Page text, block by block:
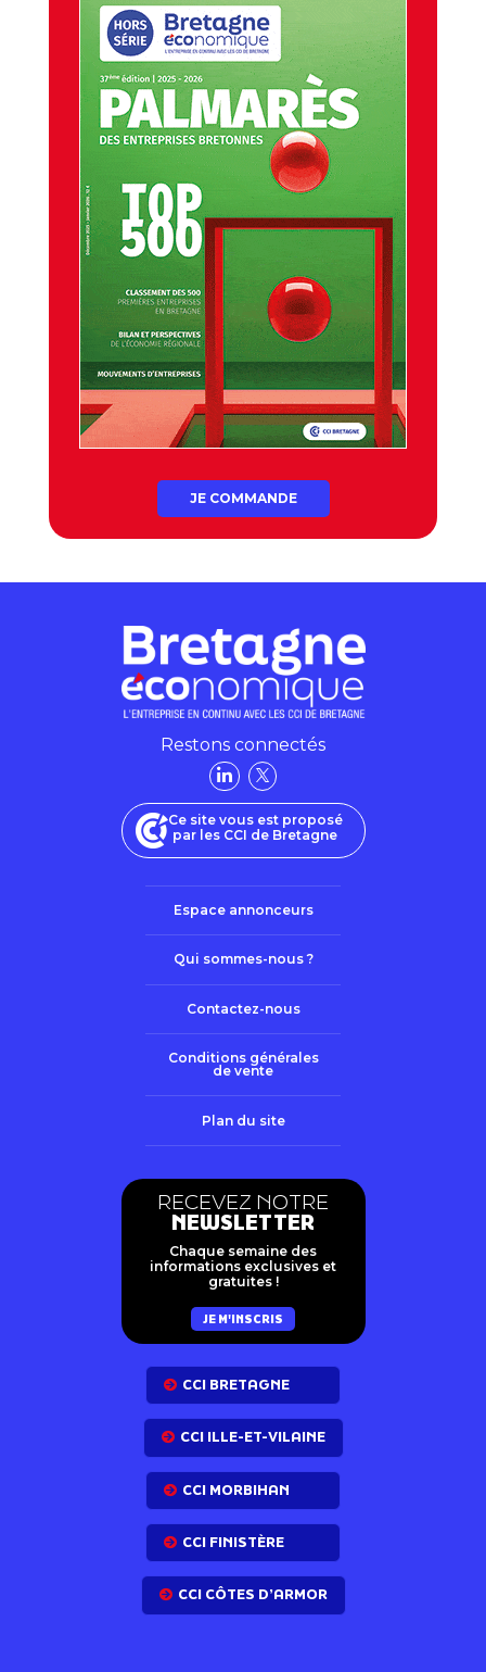
JE COMMANDE
Restons connectés
Ce site vous est proposé
par les CCI de Bretagne
Espace annonceurs
Qui sommes-nous ?
Contactez-nous
Conditions générales
de vente
Plan du site
RECEVEZ NOTRE
NEWSLETTER
Chaque semaine des
informations exclusives et
gratuites !
JE M'INSCRIS
CCI BRETAGNE
CCI ILLE-ET-VILAINE
CCI MORBIHAN
CCI FINISTÈRE
CCI CÔTES D’ARMOR